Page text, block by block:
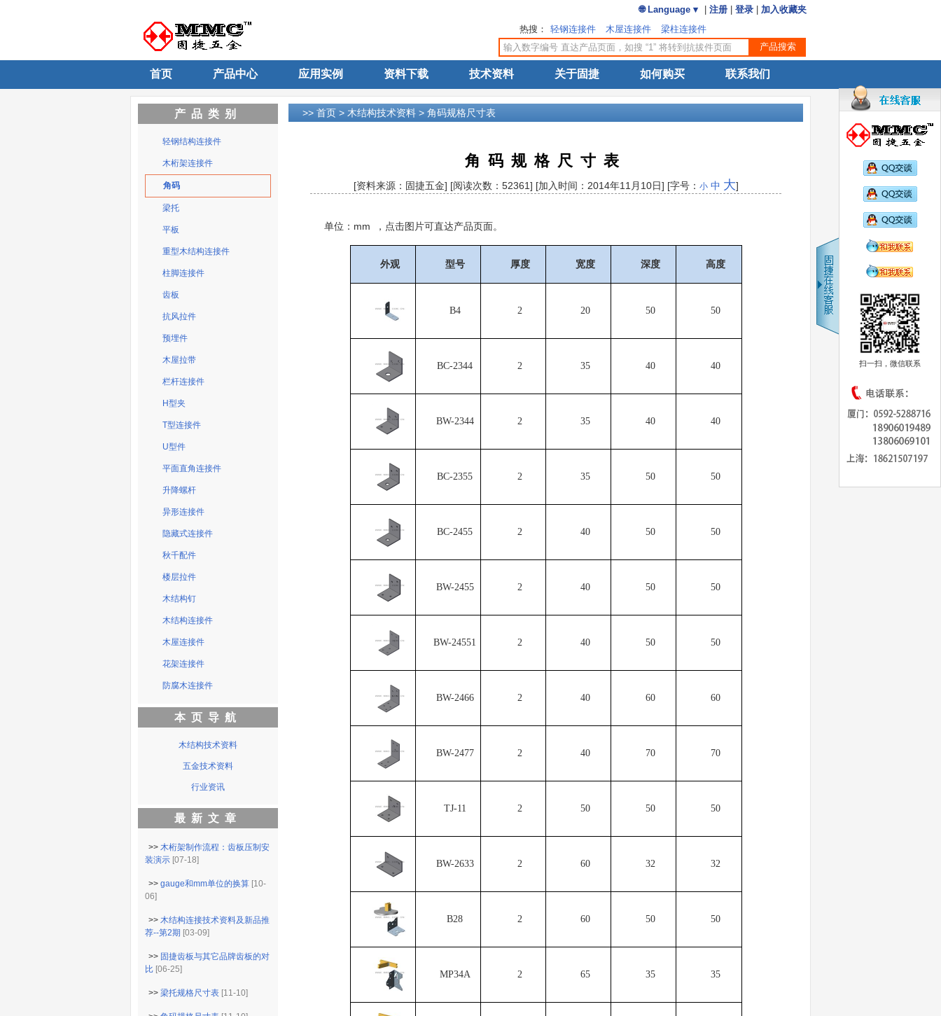
🌐 Language ▾ 注册 登录
加入收藏夹
热搜：
轻钢连接件 木屋连接件 梁柱连接件
首页 产品中心 应用实例 资料下载 技术资料 关于固捷 如何购买 联系我们
>> 首页 > 木结构技术资料 > 角码规格尺寸表
角码规格尺寸表
[资料来源：固捷五金] [阅读次数：52361] [加入时间：2014年11月10日] [字号： 小 中 大]
单位：mm ，点击图片可直达产品页面。
外观 型号 厚度 宽度 深度 高度
B4 2 20 50 50
BC-2344 2 35 40 40
BW-2344 2 35 40 40
BC-2355 2 35 50 50
BC-2455 2 40 50 50
BW-2455 2 40 50 50
BW-24551 2 40 50 50
BW-2466 2 40 60 60
BW-2477 2 40 70 70
TJ-11 2 50 50 50
BW-2633 2 60 32 32
B28 2 60 50 50
MP34A 2 65 35 35
产品类别
轻钢结构连接件
木桁架连接件
角码
梁托
平板
重型木结构连接件
柱脚连接件
齿板
抗风拉件
预埋件
木屋拉带
栏杆连接件
H型夹
T型连接件
U型件
平面直角连接件
升降螺杆
异形连接件
隐藏式连接件
秋千配件
楼层拉件
木结构钉
木结构连接件
木屋连接件
花架连接件
防腐木连接件
本页导航
木结构技术资料
五金技术资料
行业资讯
最新文章
>> 木桁架制作流程：齿板压制安
装演示 [07-18]
>> gauge和mm单位的换算 [10-
06]
>> 木结构连接技术资料及新品推
荐--第2期 [03-09]
>> 固捷齿板与其它品牌齿板的对
比 [06-25]
>> 梁托规格尺寸表 [11-10]
扫一扫，微信联系